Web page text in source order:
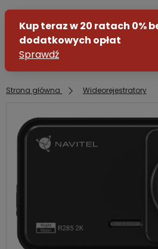
Załóż konto
Strona główna Wideorejestratory